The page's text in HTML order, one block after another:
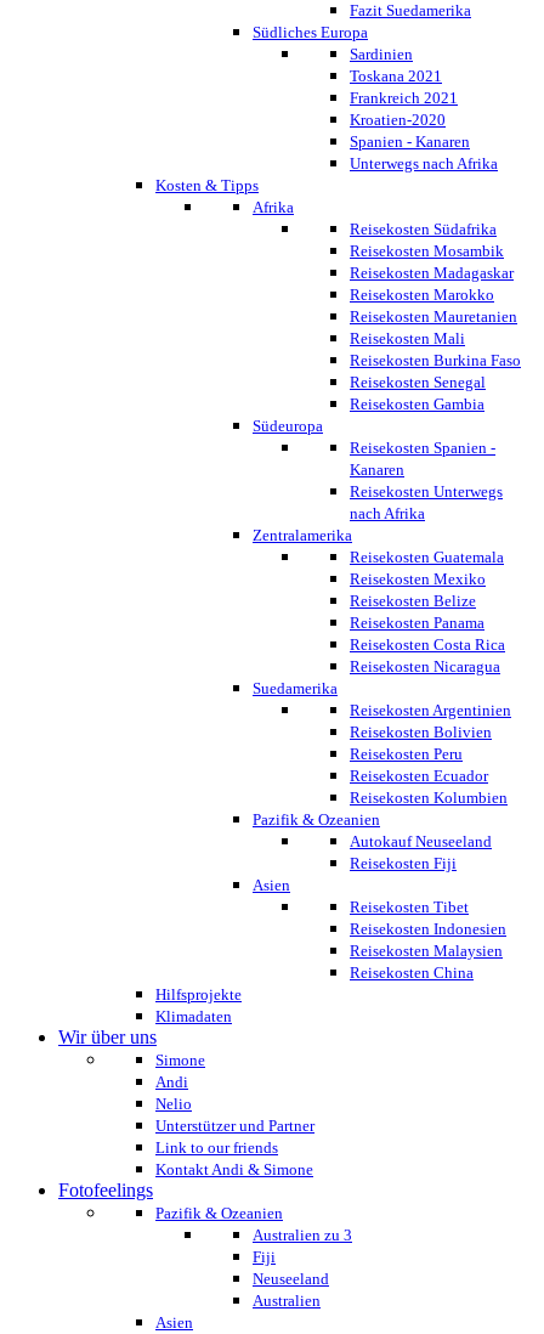
Fazit Suedamerika
Südliches Europa
Sardinien
Toskana 2021
Frankreich 2021
Kroatien-2020
Spanien - Kanaren
Unterwegs nach Afrika
Kosten & Tipps
Afrika
Reisekosten Südafrika
Reisekosten Mosambik
Reisekosten Madagaskar
Reisekosten Marokko
Reisekosten Mauretanien
Reisekosten Mali
Reisekosten Burkina Faso
Reisekosten Senegal
Reisekosten Gambia
Südeuropa
Reisekosten Spanien -
Kanaren
Reisekosten Unterwegs
nach Afrika
Zentralamerika
Reisekosten Guatemala
Reisekosten Mexiko
Reisekosten Belize
Reisekosten Panama
Reisekosten Costa Rica
Reisekosten Nicaragua
Suedamerika
Reisekosten Argentinien
Reisekosten Bolivien
Reisekosten Peru
Reisekosten Ecuador
Reisekosten Kolumbien
Pazifik & Ozeanien
Autokauf Neuseeland
Reisekosten Fiji
Asien
Reisekosten Tibet
Reisekosten Indonesien
Reisekosten Malaysien
Reisekosten China
Hilfsprojekte
Klimadaten
Wir über uns
Simone
Andi
Nelio
Unterstützer und Partner
Link to our friends
Kontakt Andi & Simone
Fotofeelings
Pazifik & Ozeanien
Australien zu 3
Fiji
Neuseeland
Australien
Asien